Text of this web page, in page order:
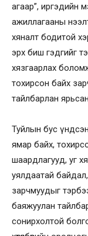
агаар”, иргэдийн
ажиллагааны
хяналт бодитой
эрх биш гэдгийг
хязгаарлах
тохирсон байх
тайлбарлан
Туйлын бус
ямар байх,
шаардлагууд, уг
уялдаатай
зарчмуудыг
баяжуулан
сонирхолтой